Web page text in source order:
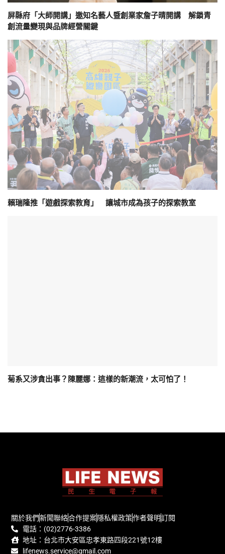
屏縣府「大師開講」邀知名藝人暨創業家詹子晴開講 解鎖青
創流量變現與品牌經營關鍵
賴瑞隆推「遊戲探索教育」 讓城市成為孩子的探索教室
菊系又涉貪出事？陳麗娜：這樣的新潮流，太可怕了！
關於我們新聞聯絡合作提案隱私權政策作者聲明訂閱
電話：(02)2776-3386
地址：台北市大安區忠孝東路四段221號12樓
lifenews.service@gmail.com